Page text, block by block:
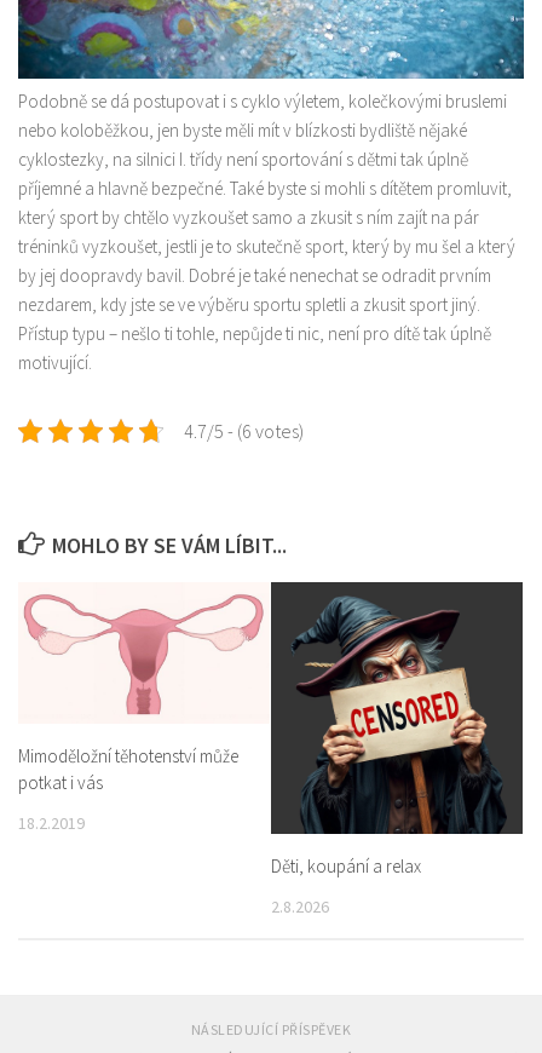
Podobně se dá postupovat i s cyklo výletem, kolečkovými bruslemi
nebo koloběžkou, jen byste měli mít v blízkosti bydliště nějaké
cyklostezky, na silnici I. třídy není sportování s dětmi tak úplně
příjemné a hlavně bezpečné. Také byste si mohli s dítětem promluvit,
který sport by chtělo vyzkoušet samo a zkusit s ním zajít na pár
tréninků vyzkoušet, jestli je to skutečně sport, který by mu šel a který
by jej doopravdy bavil. Dobré je také nenechat se odradit prvním
nezdarem, kdy jste se ve výběru sportu spletli a zkusit sport jiný.
Přístup typu – nešlo ti tohle, nepůjde ti nic, není pro dítě tak úplně
motivující.
4.7/5 - (6 votes)
MOHLO BY SE VÁM LÍBIT...
Mimoděložní těhotenství může
potkat i vás
18.2.2019
Děti, koupání a relax
2.8.2026
NÁSLEDUJÍCÍ PŘÍSPĚVEK